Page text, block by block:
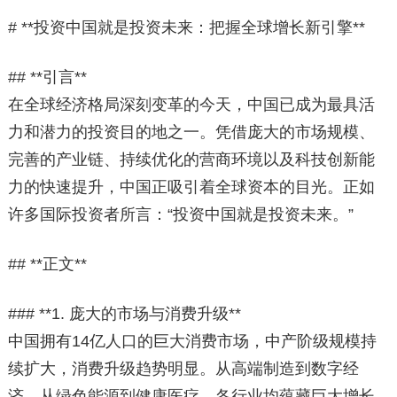
# **投资中国就是投资未来：把握全球增长新引擎**
## **引言**
在全球经济格局深刻变革的今天，中国已成为最具活
力和潜力的投资目的地之一。凭借庞大的市场规模、
完善的产业链、持续优化的营商环境以及科技创新能
力的快速提升，中国正吸引着全球资本的目光。正如
许多国际投资者所言：“投资中国就是投资未来。”
## **正文**
### **1. 庞大的市场与消费升级**
中国拥有14亿人口的巨大消费市场，中产阶级规模持
续扩大，消费升级趋势明显。从高端制造到数字经